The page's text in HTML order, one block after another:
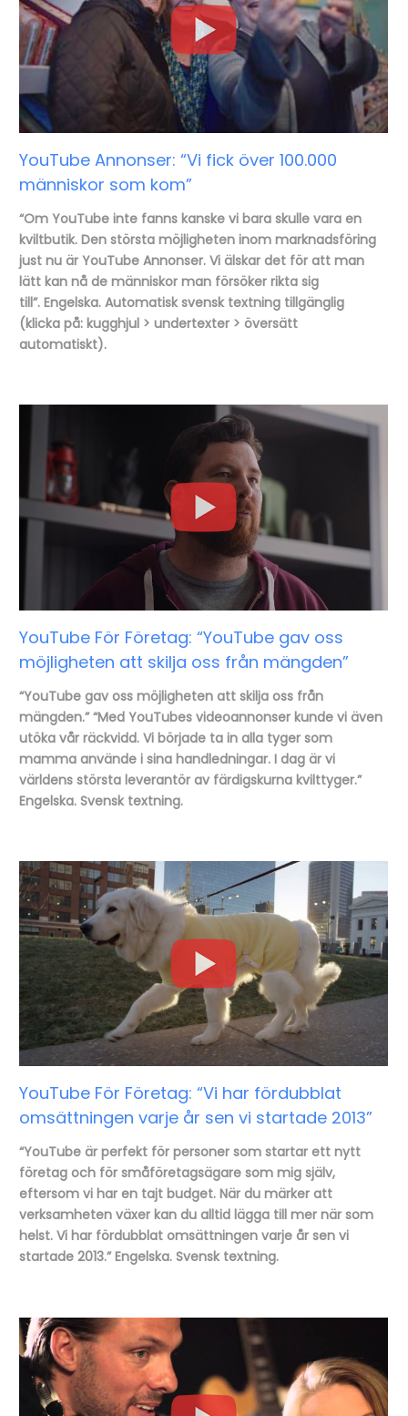
YouTube Annonser: “Vi fick över 100.000
människor som kom”
“Om YouTube inte fanns kanske vi bara skulle vara en
kviltbutik. Den största möjligheten inom marknadsföring
just nu är YouTube Annonser. Vi älskar det för att man
lätt kan nå de människor man försöker rikta sig
till”. Engelska. Automatisk svensk textning tillgänglig
(klicka på: kugghjul > undertexter > översätt
automatiskt).
YouTube För Företag: “YouTube gav oss
möjligheten att skilja oss från mängden”
“YouTube gav oss möjligheten att skilja oss från
mängden.” “Med YouTubes videoannonser kunde vi även
utöka vår räckvidd. Vi började ta in alla tyger som
mamma använde i sina handledningar. I dag är vi
världens största leverantör av färdigskurna kvilttyger.”
Engelska. Svensk textning.
YouTube För Företag: “Vi har fördubblat
omsättningen varje år sen vi startade 2013”
“YouTube är perfekt för personer som startar ett nytt
företag och för småföretagsägare som mig själv,
eftersom vi har en tajt budget. När du märker att
verksamheten växer kan du alltid lägga till mer när som
helst. Vi har fördubblat omsättningen varje år sen vi
startade 2013.” Engelska. Svensk textning.